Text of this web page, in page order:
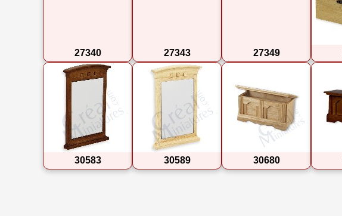
27340 27343 27349
30583 30589 30680